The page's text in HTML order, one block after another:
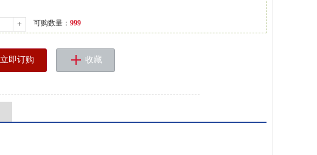
+ 可购数量： 999
立即订购 收藏